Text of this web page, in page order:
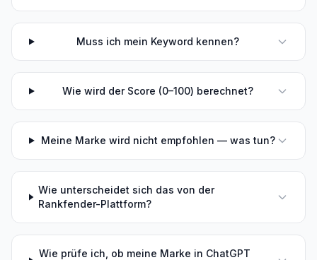
Muss ich mein Keyword kennen?
Wie wird der Score (0–100) berechnet?
Meine Marke wird nicht empfohlen — was tun?
Wie unterscheidet sich das von der
Rankfender-Plattform?
Wie prüfe ich, ob meine Marke in ChatGPT